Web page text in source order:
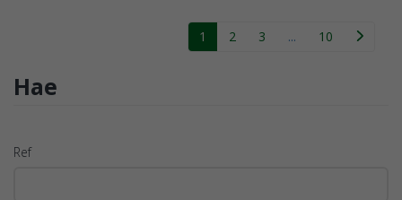
1 2 3 ... 10
Hae
Ref